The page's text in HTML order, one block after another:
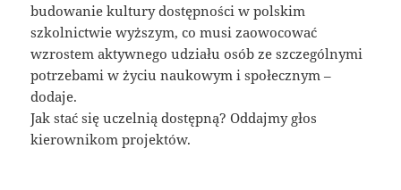
budowanie kultury dostępności w polskim
szkolnictwie wyższym, co musi zaowocować
wzrostem aktywnego udziału osób ze szczególnymi
potrzebami w życiu naukowym i społecznym –
dodaje.
Jak stać się uczelnią dostępną? Oddajmy głos
kierownikom projektów.